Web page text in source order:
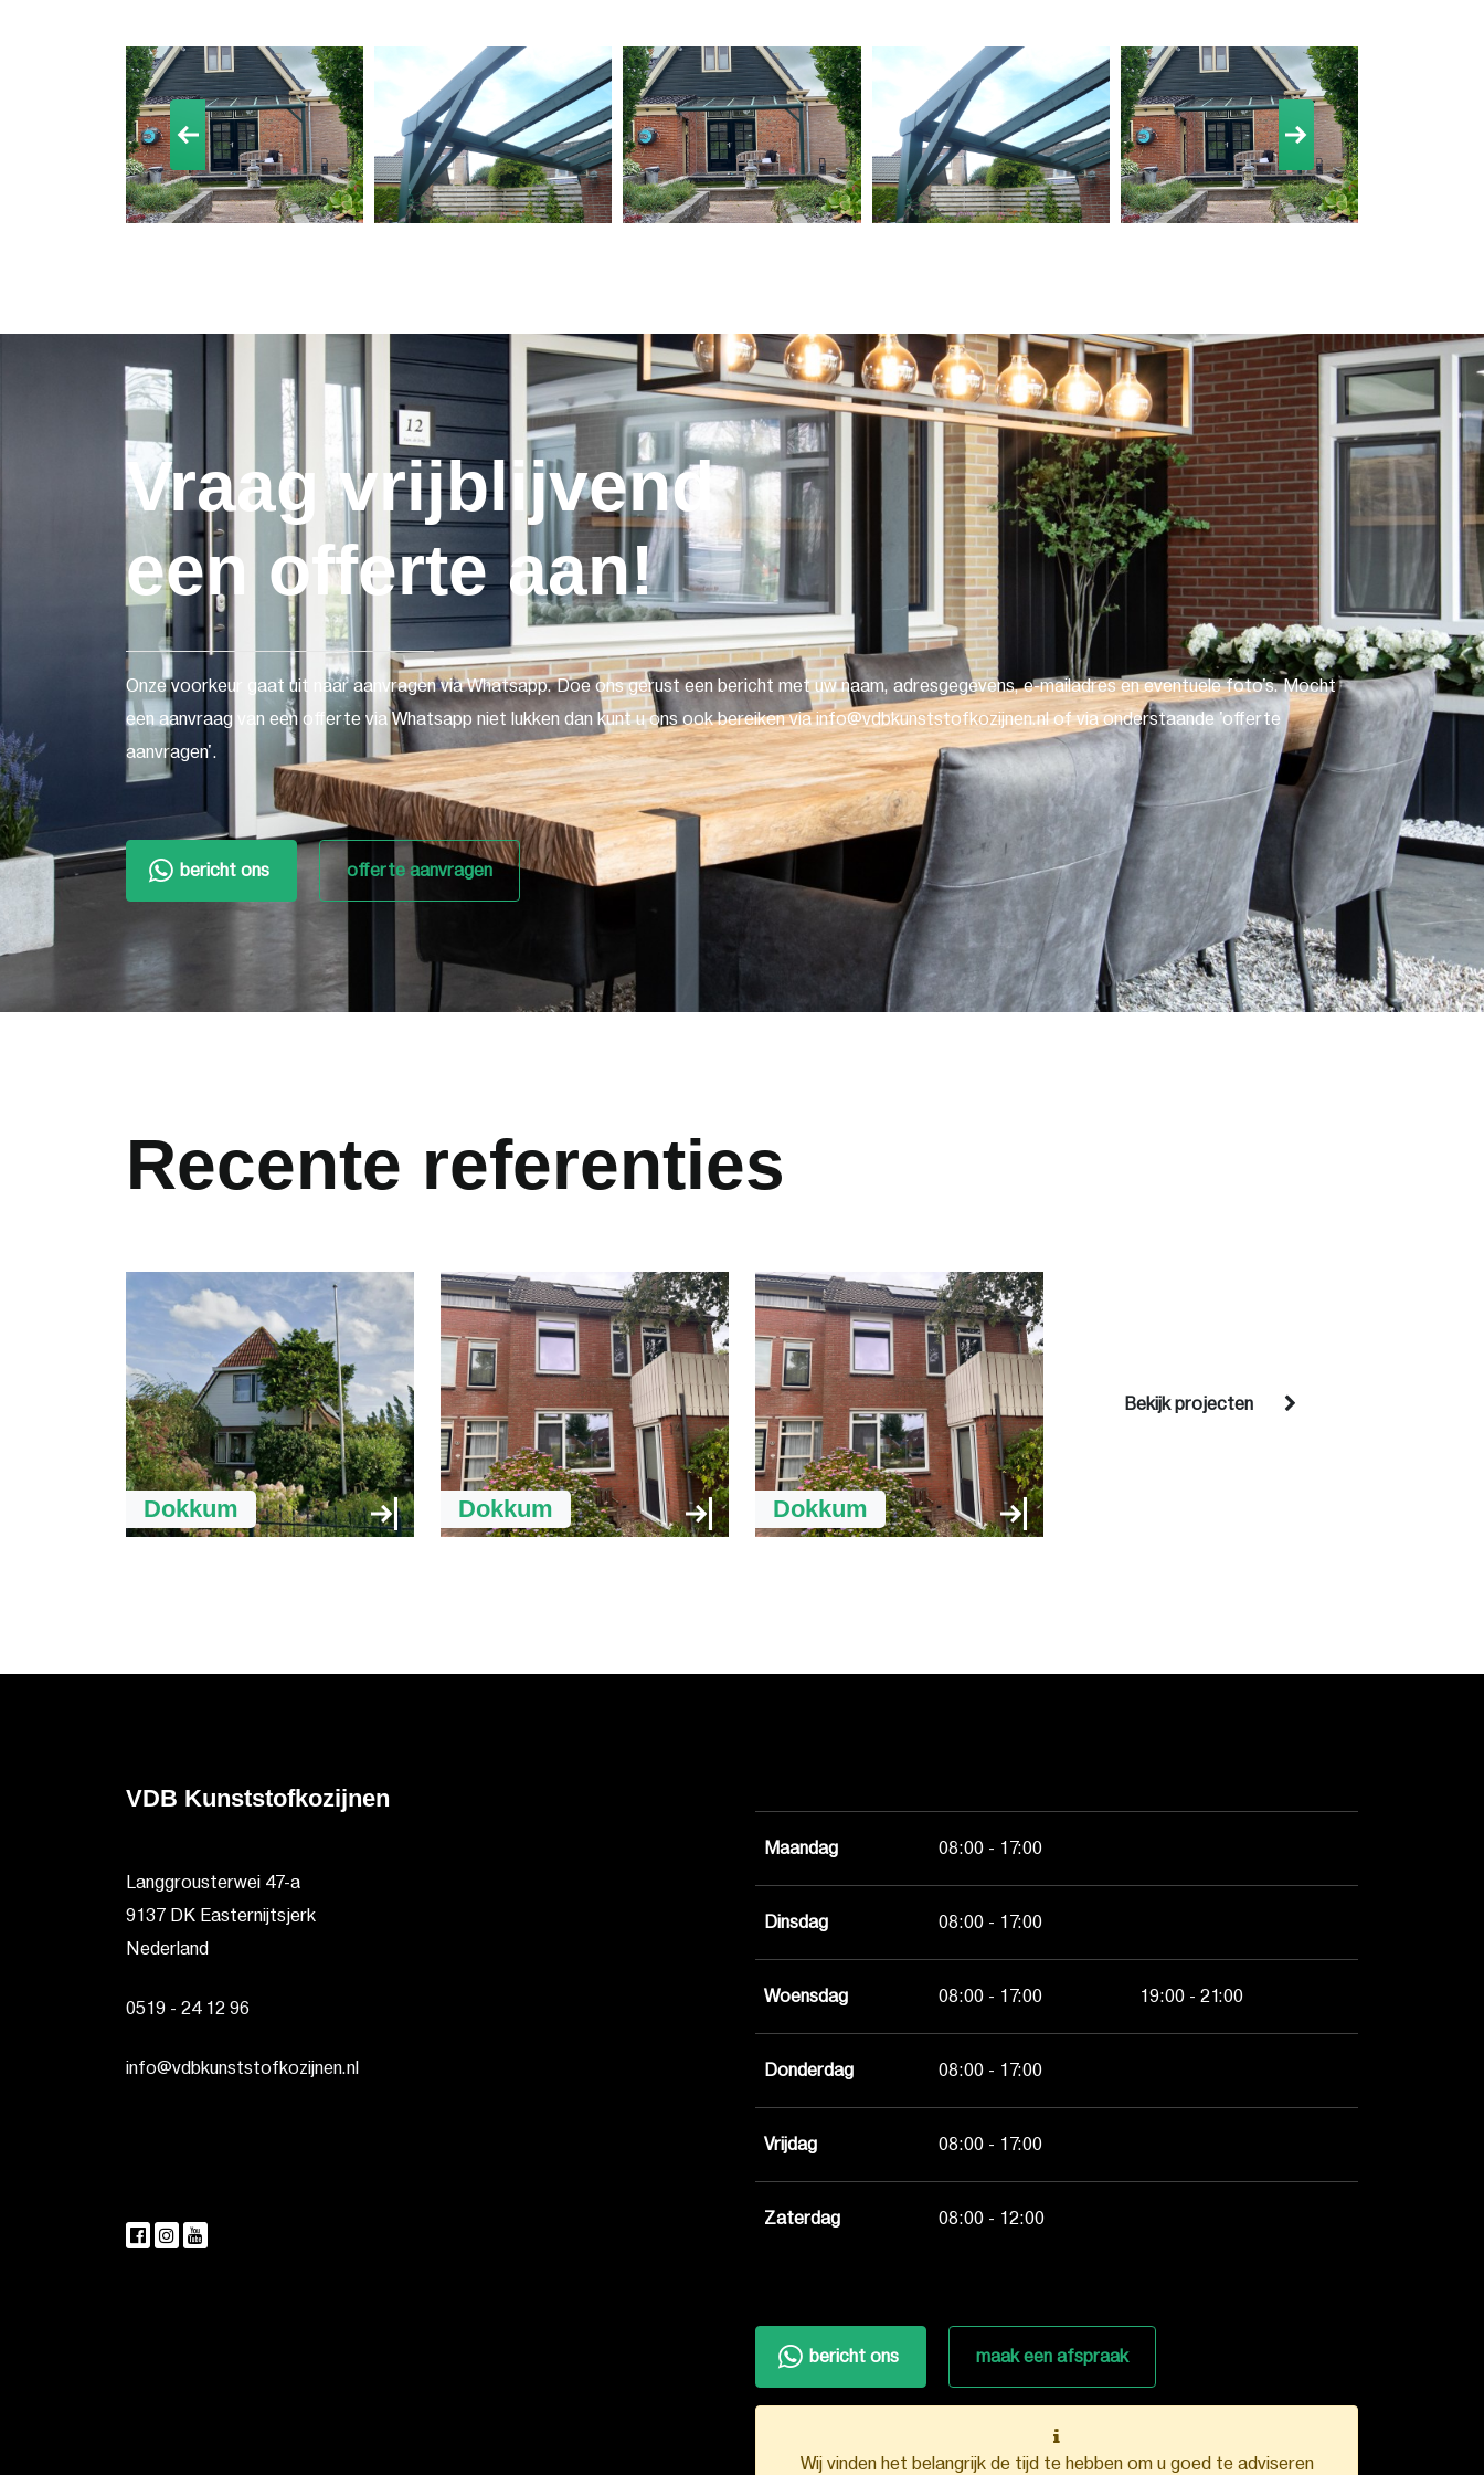
Vraag vrijblijvend
een offerte aan!
Onze voorkeur gaat uit naar aanvragen via Whatsapp. Doe ons gerust een bericht met uw naam, adresgegevens, e-mailadres en eventuele foto's. Mocht
een aanvraag van een offerte via Whatsapp niet lukken dan kunt u ons ook bereiken via info@vdbkunststofkozijnen.nl of via onderstaande 'offerte
aanvragen'.
bericht ons offerte aanvragen
Recente referenties
Dokkum Dokkum Dokkum
Bekijk projecten
VDB Kunststofkozijnen
Langgrousterwei 47-a
9137 DK Easternijtsjerk
Nederland
0519 - 24 12 96
info@vdbkunststofkozijnen.nl
Maandag 08:00 - 17:00
Dinsdag 08:00 - 17:00
Woensdag 08:00 - 17:00 19:00 - 21:00
Donderdag 08:00 - 17:00
Vrijdag 08:00 - 17:00
Zaterdag 08:00 - 12:00
bericht ons maak een afspraak
Wij vinden het belangrijk de tijd te hebben om u goed te adviseren